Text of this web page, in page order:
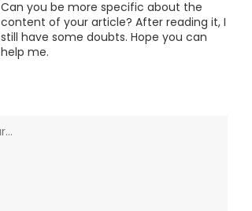
Can you be more specific about the
content of your article? After reading it, I
still have some doubts. Hope you can
help me.